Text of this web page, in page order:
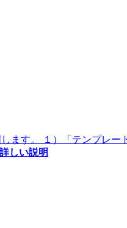
ます。 １）「テンプレ
詳しい説明